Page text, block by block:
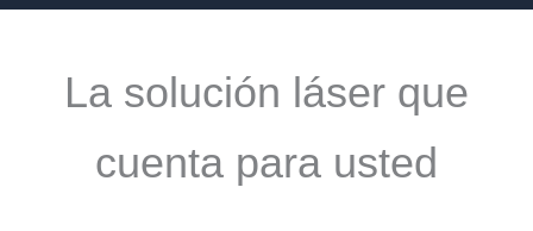
La solución láser que
cuenta para usted